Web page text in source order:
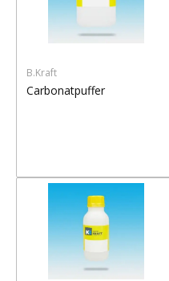
B.Kraft
Carbonatpuffer